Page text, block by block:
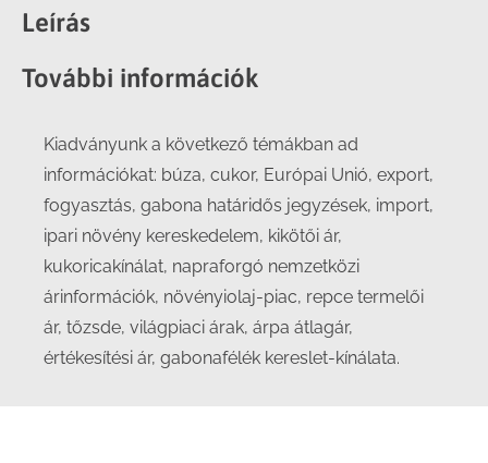
Facebook
X
Leírás
További információk
Kiadványunk a következő témákban ad
információkat: búza, cukor, Európai Unió, export,
fogyasztás, gabona határidős jegyzések, import,
ipari növény kereskedelem, kikötői ár,
kukoricakínálat, napraforgó nemzetközi
árinformációk, növényiolaj-piac, repce termelői
ár, tőzsde, világpiaci árak, árpa átlagár,
értékesítési ár, gabonafélék kereslet-kínálata.